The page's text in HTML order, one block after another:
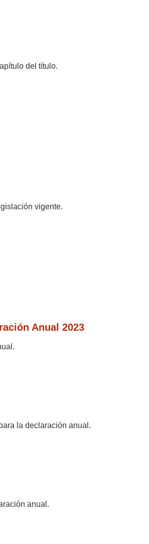
del título.
vigente.
Anual 2023
la declaración anual.
anual.